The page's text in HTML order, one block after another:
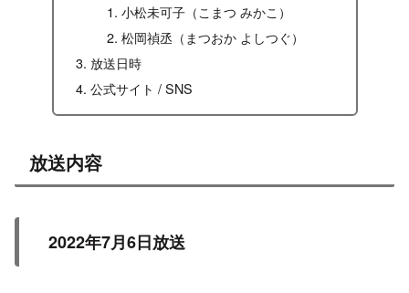
小松未可子（こまつ みかこ）
松岡禎丞（まつおか よしつぐ）
放送日時
公式サイト / SNS
放送内容
2022年7月6日放送